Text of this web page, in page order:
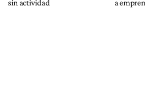
sin actividad
a